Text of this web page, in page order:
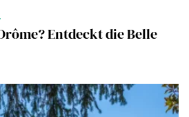
Entdeckt die Belle